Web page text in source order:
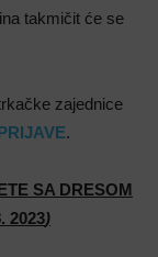
takmičit će se
zajednice
.
SA DRESOM
2023)